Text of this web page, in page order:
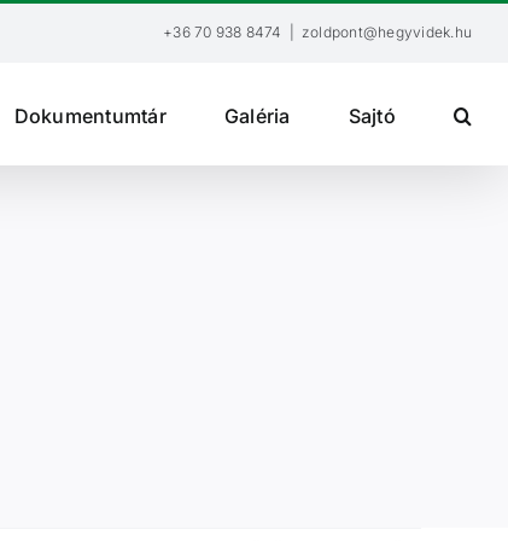
+36 70 938 8474 zoldpont@hegyvidek.hu
Dokumentumtár Galéria Sajtó